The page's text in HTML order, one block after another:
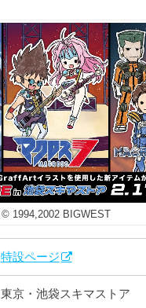
© 1994,2002 BIGWEST
特設ページ
東京・池袋スキマストア